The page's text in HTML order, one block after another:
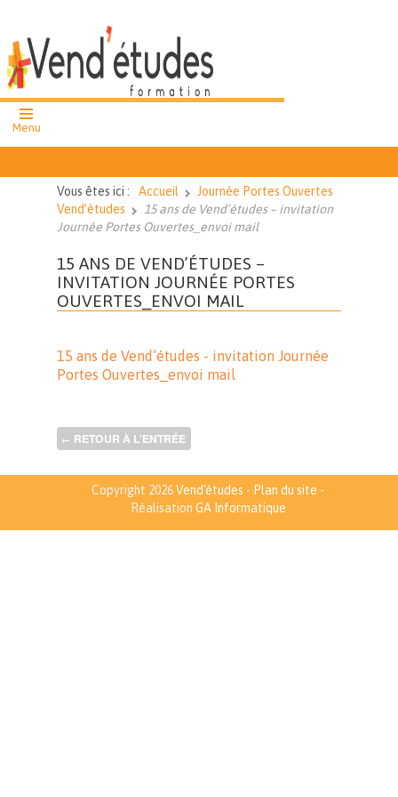
formation
cours et ateliers
collectifs
02 51 62 43
Nous
contacter
Vous êtes ici : Accueil
Journée Portes Ouvertes
Vend’études
15 ans de Vend’études – invitation
Journée Portes Ouvertes_envoi mail
15 ANS DE VEND’ÉTUDES –
INVITATION JOURNÉE PORTES
OUVERTES_ENVOI MAIL
15 ans de Vend’études - invitation Journée
Portes Ouvertes_envoi mail
← RETOUR À L'ENTRÉE
Copyright 2026Vend'études - Plan du site -
Réalisation GA Informatique
Menu